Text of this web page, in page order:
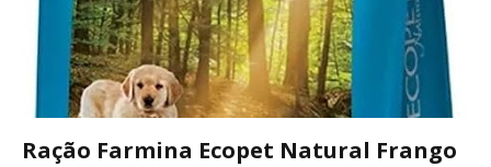
Ração Farmina Ecopet Natural Frango